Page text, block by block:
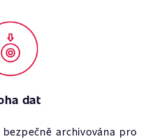
dat
archivována pro